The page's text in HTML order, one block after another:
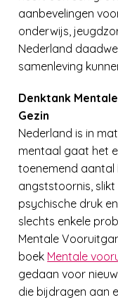
aanbevelingen
onderwijs,
Nederland
samenleving
Denktank
Gezin
Nederland is in
mentaal gaat het
toenemend aantal
angststoornis,
psychische druk
slechts enkele
Mentale
boek Mentale
gedaan voor
die bijdragen aan